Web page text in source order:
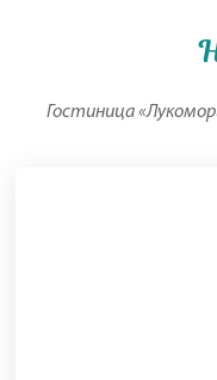
Гостиница